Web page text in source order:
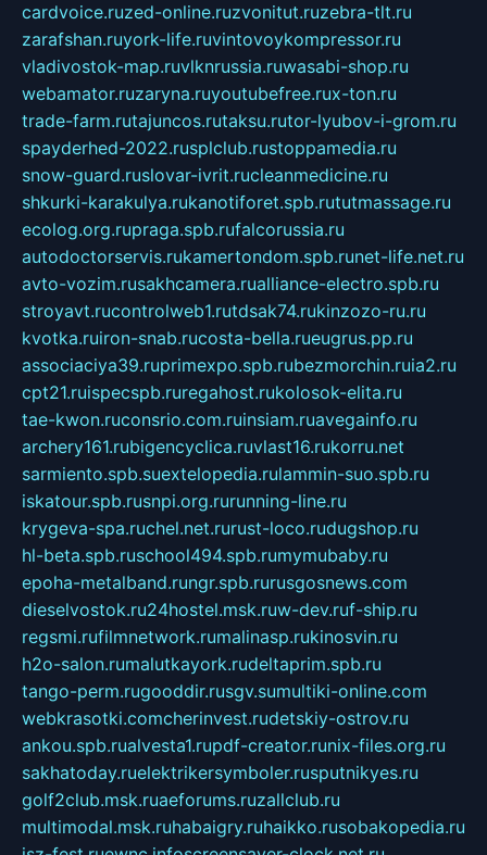
cardvoice.ruzed-online.ruzvonitut.ruzebra-tlt.ru
zarafshan.ruyork-life.ruvintovoykompressor.ru
vladivostok-map.ruvlknrussia.ruwasabi-shop.ru
webamator.ruzaryna.ruyoutubefree.rux-ton.ru
trade-farm.rutajuncos.rutaksu.rutor-lyubov-i-grom.ru
spayderhed-2022.rusplclub.rustoppamedia.ru
snow-guard.ruslovar-ivrit.rucleanmedicine.ru
shkurki-karakulya.rukanotiforet.spb.rututmassage.ru
ecolog.org.rupraga.spb.rufalcorussia.ru
autodoctorservis.rukamertondom.spb.runet-life.net.ru
avto-vozim.rusakhcamera.rualliance-electro.spb.ru
stroyavt.rucontrolweb1.rutdsak74.rukinzozo-ru.ru
kvotka.ruiron-snab.rucosta-bella.rueugrus.pp.ru
associaciya39.ruprimexpo.spb.rubezmorchin.ruia2.ru
cpt21.ruispecspb.ruregahost.rukolosok-elita.ru
tae-kwon.ruconsrio.com.ruinsiam.ruavegainfo.ru
archery161.rubigencyclica.ruvlast16.rukorru.net
sarmiento.spb.suextelopedia.rulammin-suo.spb.ru
iskatour.spb.rusnpi.org.rurunning-line.ru
krygeva-spa.ruchel.net.rurust-loco.rudugshop.ru
hl-beta.spb.ruschool494.spb.rumymubaby.ru
epoha-metalband.rungr.spb.rurusgosnews.com
dieselvostok.ru24hostel.msk.ruw-dev.ruf-ship.ru
regsmi.rufilmnetwork.rumalinasp.rukinosvin.ru
h2o-salon.rumalutkayork.rudeltaprim.spb.ru
tango-perm.rugooddir.rusgv.sumultiki-online.com
webkrasotki.comcherinvest.rudetskiy-ostrov.ru
ankou.spb.rualvesta1.rupdf-creator.runix-files.org.ru
sakhatoday.ruelektrikersymboler.rusputnikyes.ru
golf2club.msk.ruaeforums.ruzallclub.ru
multimodal.msk.ruhabaigry.ruhaikko.rusobakopedia.ru